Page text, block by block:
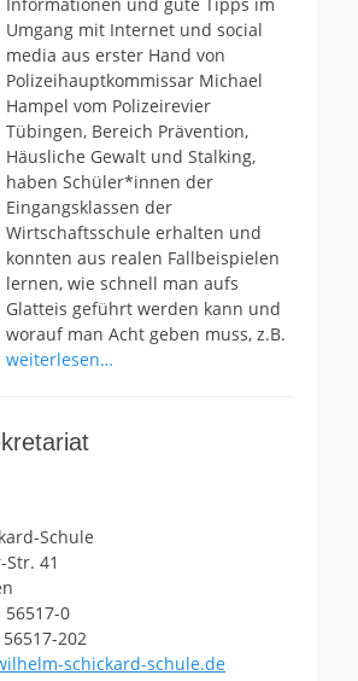
Umgang mit Internet und social
media aus erster Hand von
Polizeihauptkommissar Michael
Hampel vom Polizeirevier
Tübingen, Bereich Prävention,
Häusliche Gewalt und Stalking,
haben Schüler*innen der
Eingangsklassen der
Wirtschaftsschule erhalten und
konnten aus realen Fallbeispielen
lernen, wie schnell man aufs
Glatteis geführt werden kann und
worauf man Acht geben muss, z.B.
weiterlesen…
Schule
41
56517-0
202
schickard-schule.de